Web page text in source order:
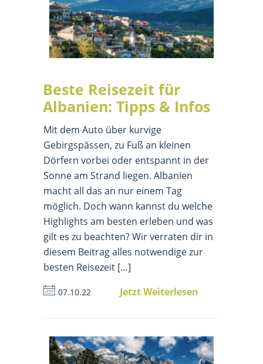
Beste Reisezeit für
Albanien: Tipps & Infos
Mit dem Auto über kurvige
Gebirgspässen, zu Fuß an kleinen
Dörfern vorbei oder entspannt in der
Sonne am Strand liegen. Albanien
macht all das an nur einem Tag
möglich. Doch wann kannst du welche
Highlights am besten erleben und was
gilt es zu beachten? Wir verraten dir in
diesem Beitrag alles notwendige zur
besten Reisezeit […]
07.10.22 Jetzt Weiterlesen